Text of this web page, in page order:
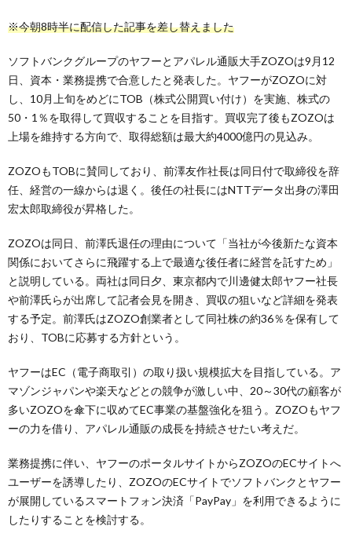
※今朝8時半に配信した記事を差し替えました
ソフトバンクグループのヤフーとアパレル通販大手ZOZOは9月12
日、資本・業務提携で合意したと発表した。ヤフーがZOZOに対
し、10月上旬をめどにTOB（株式公開買い付け）を実施、株式の
50・1％を取得して買収することを目指す。買収完了後もZOZOは
上場を維持する方向で、取得総額は最大約4000億円の見込み。
ZOZOもTOBに賛同しており、前澤友作社長は同日付で取締役を辞
任、経営の一線からは退く。後任の社長にはNTTデータ出身の澤田
宏太郎取締役が昇格した。
ZOZOは同日、前澤氏退任の理由について「当社が今後新たな資本
関係においてさらに飛躍する上で最適な後任者に経営を託すため」
と説明している。両社は同日夕、東京都内で川邊健太郎ヤフー社長
や前澤氏らが出席して記者会見を開き、買収の狙いなど詳細を発表
する予定。前澤氏はZOZO創業者として同社株の約36％を保有して
おり、TOBに応募する方針という。
ヤフーはEC（電子商取引）の取り扱い規模拡大を目指している。ア
マゾンジャパンや楽天などとの競争が激しい中、20～30代の顧客が
多いZOZOを傘下に収めてEC事業の基盤強化を狙う。ZOZOもヤフ
ーの力を借り、アパレル通販の成長を持続させたい考えだ。
業務提携に伴い、ヤフーのポータルサイトからZOZOのECサイトへ
ユーザーを誘導したり、ZOZOのECサイトでソフトバンクとヤフー
が展開しているスマートフォン決済「PayPay」を利用できるように
したりすることを検討する。